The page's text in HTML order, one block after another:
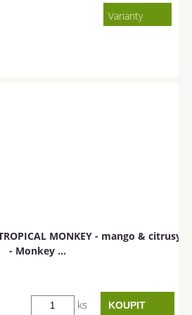
Varianty
MONKEY - mango & citrusy
- Monkey ...
ks